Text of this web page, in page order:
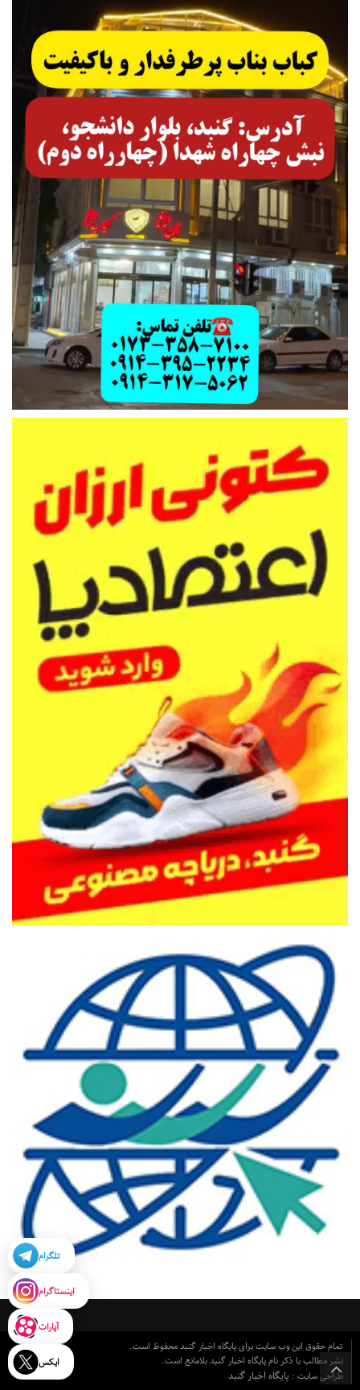
تمام حقوق این وب سایت برای پایگاه اخبار گنبد محفوظ است.
نشر مطالب با ذکر نام پایگاه اخبار گنبد بلامانع است.
طراحی سایت : پایگاه اخبار گنبد
تلگرام
اینستاگرام
آپارات
ایکس